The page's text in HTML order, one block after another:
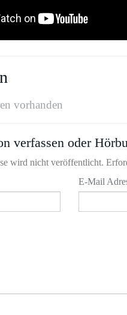
vorhanden
verfassen oder
wird nicht veröffentlicht.
E-Mail